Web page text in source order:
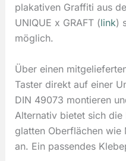
plakativen Graffiti aus
UNIQUE x GRAFT (link)
möglich.
Über einen
Taster direkt auf einer
DIN 49073 montieren
Alternativ bietet sich
glatten Oberflächen wie
an. Ein passendes